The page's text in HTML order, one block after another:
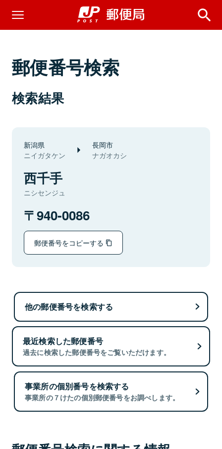
郵便番号検索
検索結果
新潟県
ニイガタケン
長岡市
ナガオカシ
西千手
ニシセンジュ
940-0086
郵便番号をコピーする
他の郵便番号を検索する
最近検索した郵便番号
過去に検索した郵便番号をご覧いただけます。
事業所の個別番号を検索する
事業所の７けたの個別郵便番号をお調べします。